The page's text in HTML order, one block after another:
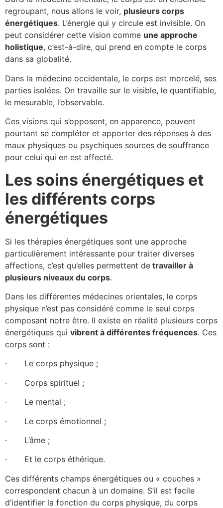
regroupant, nous allons le voir, plusieurs corps
énergétiques. L’énergie qui y circule est invisible. On
peut considérer cette vision comme une approche
holistique, c’est-à-dire, qui prend en compte le corps
dans sa globalité.
Dans la médecine occidentale, le corps est morcelé, ses
parties isolées. On travaille sur le visible, le quantifiable,
le mesurable, l’observable.
Ces visions qui s’opposent, en apparence, peuvent
pourtant se compléter et apporter des réponses à des
maux physiques ou psychiques sources de souffrance
pour celui qui en est affecté.
Les soins énergétiques et
les différents corps
énergétiques
Si les thérapies énergétiques sont une approche
particulièrement intéressante pour traiter diverses
affections, c’est qu’elles permettent de travailler à
plusieurs niveaux du corps.
Dans les différentes médecines orientales, le corps
physique n’est pas considéré comme le seul corps
composant notre être. Il existe en réalité plusieurs corps
énergétiques qui vibrent à différentes fréquences. Ces
corps sont :
· Le corps physique ;
· Corps spirituel ;
· Le mental ;
· Le corps émotionnel ;
· L’âme ;
· Et le corps éthérique.
Ces différents champs énergétiques ou « couches »
correspondent chacun à un domaine. S’il est facile
d’identifier la fonction du corps physique, du corps